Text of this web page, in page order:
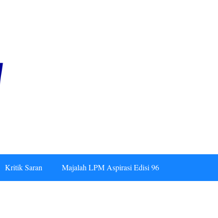
Kritik Saran Majalah LPM Aspirasi Edisi 96